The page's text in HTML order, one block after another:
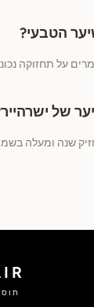
הטבעי?
על תחזוקה
של
שנה ומעלה